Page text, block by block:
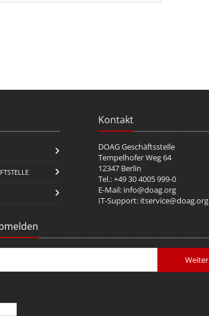
Kontakt
DOAG Geschäftsstelle
Tempelhofer Weg 64
12347 Berlin
Tel.: +49 30 4005 999-0
E-Mail: info@doag.org
IT-Support: itservice@doag.org
Weiter